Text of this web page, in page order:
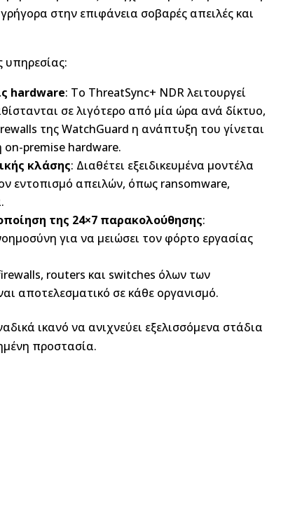
στην επιφάνεια σοβαρές απειλές και
υπηρεσίας:
hardware: Το ThreatSync+ NDR λειτουργεί
σε λιγότερο από μία ώρα ανά δίκτυο,
της WatchGuard η ανάπτυξη του γίνεται
on-premise hardware.
κλάσης: Διαθέτει εξειδικευμένα μοντέλα
εντοπισμό απειλών, όπως ransomware,
της 24×7 παρακολούθησης:
για να μειώσει τον φόρτο εργασίας
routers και switches όλων των
αποτελεσματικό σε κάθε οργανισμό.
ικανό να ανιχνεύει εξελισσόμενα στάδια
προστασία.